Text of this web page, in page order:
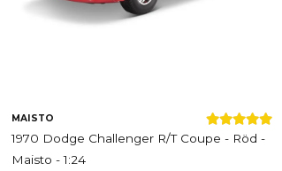
MAISTO
1970 Dodge Challenger R/T Coupe - Röd -
Maisto - 1:24